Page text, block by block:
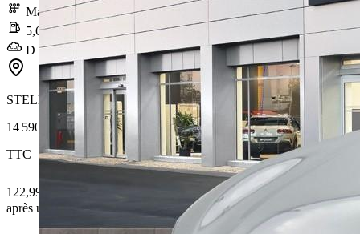
Manuelle
5,6 l/100km
D (145 g/km)
STELLANTIS &YOU LA DÉFENSE
14 590 €
TTC
122,99 € /Mois
après un premier loyer de 4 377 €